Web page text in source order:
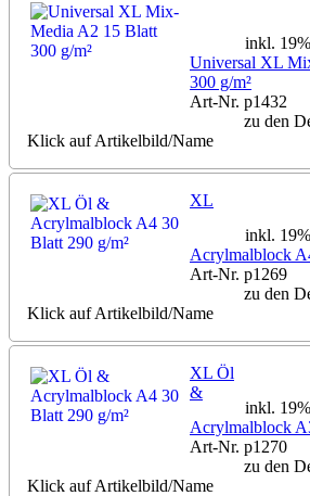
inkl.
Universal XL
300 g/m²
Art-Nr. p1432
zu den
Klick auf Artikelbild/Name
inkl.
XL
Acrylmalblock
Art-Nr. p1269
zu den
Klick auf Artikelbild/Name
inkl.
XL Öl
&
Acrylmalblock
Art-Nr. p1270
zu den
Klick auf Artikelbild/Name